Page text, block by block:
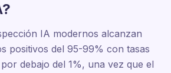
IA modernos alcanzan
positivos del 95-99% con tasas
debajo del 1%, una vez que el